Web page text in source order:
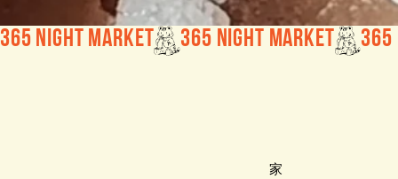
365 Night Market
家